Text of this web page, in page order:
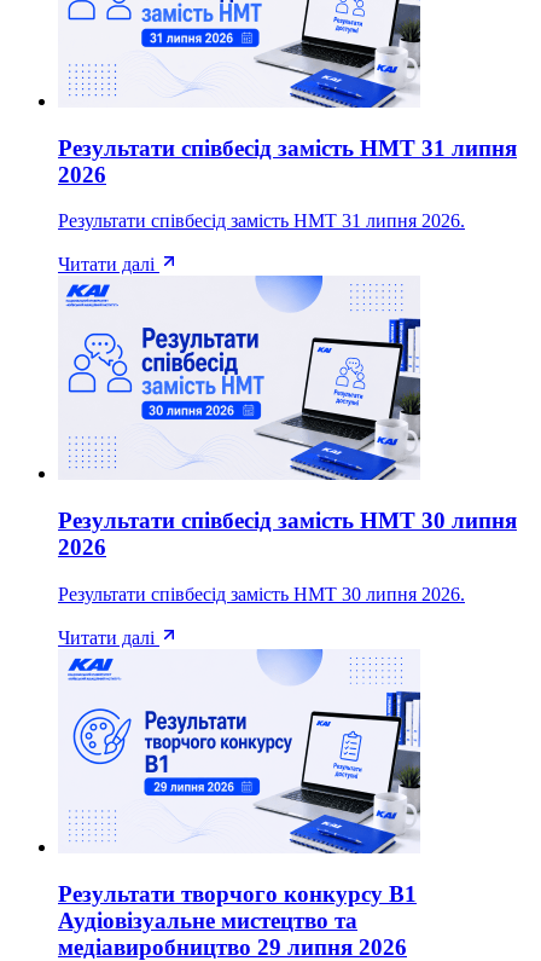
Результати співбесід замість НМТ 31 липня
2026
Результати співбесід замість НМТ 31 липня 2026.
Читати далі
Результати співбесід замість НМТ 30 липня
2026
Результати співбесід замість НМТ 30 липня 2026.
Читати далі
Результати творчого конкурсу B1
Аудіовізуальне мистецтво та
медіавиробництво 29 липня 2026